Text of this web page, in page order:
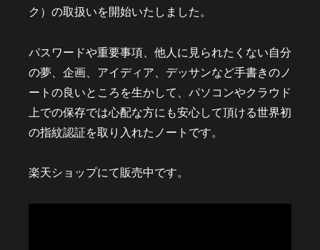
ク）の取扱いを開始いたしました。
パスワードや重要事項、他人に見られたくない自分
の夢、企画、アイディア、デッサンなど手書きのノ
ートの良いところを生かして、パソコンやクラウド
上での保存では心配な方にも安心して頂ける世界初
の指紋認証を取り入れたノートです。
楽天ショップにて販売中です。